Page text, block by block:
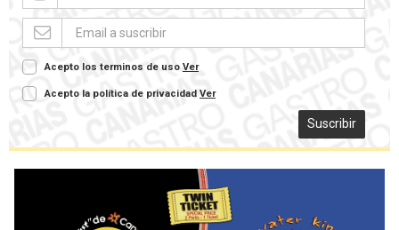
Acepto los terminos de uso Ver
Acepto la política de privacidad Ver
Suscribir